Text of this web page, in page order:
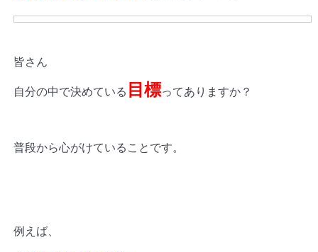
皆さん
自分の中で決めている 目標ってありますか？
普段から心がけていることです。
例えば、